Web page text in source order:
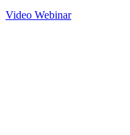
Video Webinar